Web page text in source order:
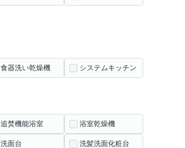
食器洗い乾燥機 システムキッチン
追焚機能浴室 浴室乾燥機
洗面台 洗髪洗面化粧台